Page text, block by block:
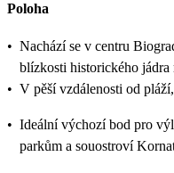
Poloha
• Nachází se v centru
blízkosti historického jádra
• V pěší vzdálenosti od
• Ideální výchozí bod pro
parkům a souostroví